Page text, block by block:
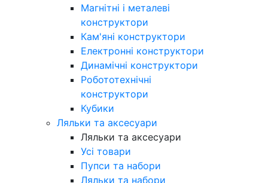
Магнітні і металеві
конструктори
Кам'яні конструктори
Електронні конструктори
Динамічні конструктори
Робототехнічні
конструктори
Кубики
Ляльки та аксесуари
Ляльки та аксесуари
Усі товари
Пупси та набори
Ляльки та набори